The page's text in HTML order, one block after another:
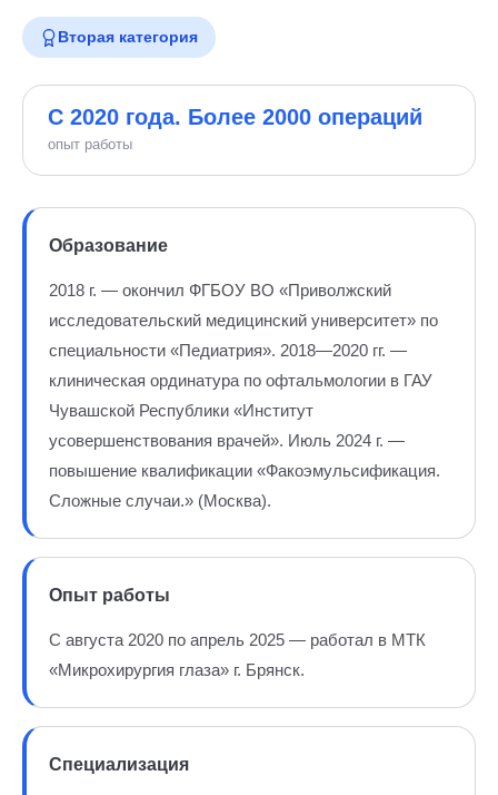
Вторая категория
С 2020 года. Более 2000 операций
опыт работы
Образование
2018 г. — окончил ФГБОУ ВО «Приволжский
исследовательский медицинский университет» по
специальности «Педиатрия». 2018—2020 гг. —
клиническая ординатура по офтальмологии в ГАУ
Чувашской Республики «Институт
усовершенствования врачей». Июль 2024 г. —
повышение квалификации «Факоэмульсификация.
Сложные случаи.» (Москва).
Опыт работы
С августа 2020 по апрель 2025 — работал в МТК
«Микрохирургия глаза» г. Брянск.
Специализация